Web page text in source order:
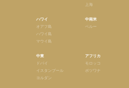
ハワイ
オアフ島
ハワイ島
マウイ島
中東
ドバイ
イスタンブール
ヨルダン
上海
中南米
ペルー
アフリカ
モロッコ
ボツワナ